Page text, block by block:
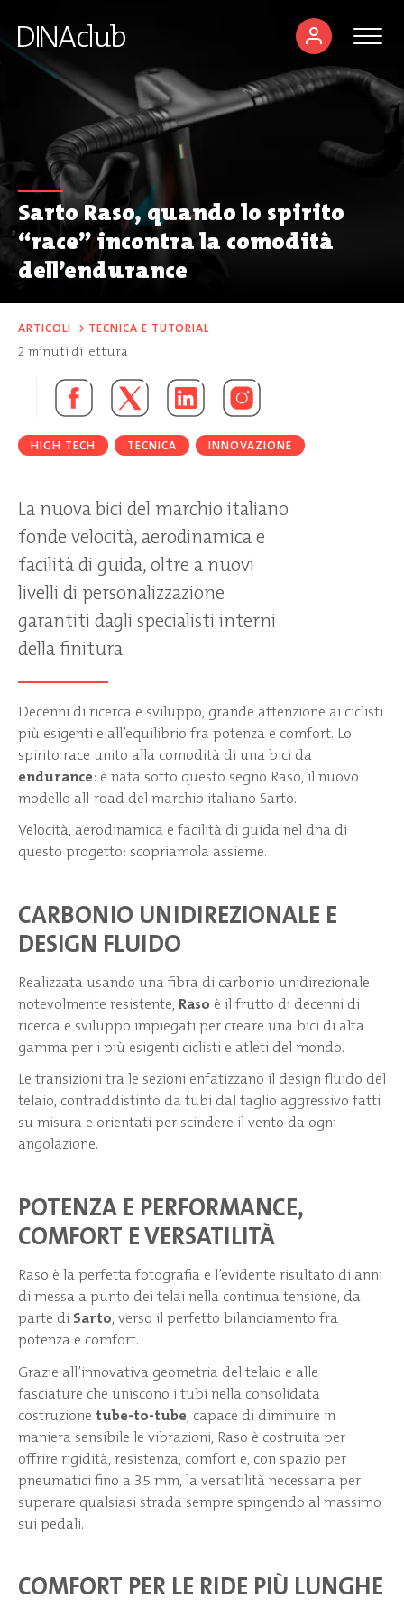
Sarto Raso, quando lo spirito
“race” incontra la comodità
dell’endurance
ARTICOLI > TECNICA E TUTORIAL
2 minuti di lettura
HIGH TECH TECNICA INNOVAZIONE
La nuova bici del marchio italiano
fonde velocità, aerodinamica e
facilità di guida, oltre a nuovi
livelli di personalizzazione
garantiti dagli specialisti interni
della finitura
Decenni di ricerca e sviluppo, grande attenzione ai ciclisti
più esigenti e all’equilibrio fra potenza e comfort. Lo
spirito race unito alla comodità di una bici da
endurance: è nata sotto questo segno Raso, il nuovo
modello all-road del marchio italiano Sarto.
Velocità, aerodinamica e facilità di guida nel dna di
questo progetto: scopriamola assieme.
CARBONIO UNIDIREZIONALE E
DESIGN FLUIDO
Realizzata usando una fibra di carbonio unidirezionale
notevolmente resistente, Raso è il frutto di decenni di
ricerca e sviluppo impiegati per creare una bici di alta
gamma per i più esigenti ciclisti e atleti del mondo.
Le transizioni tra le sezioni enfatizzano il design fluido del
telaio, contraddistinto da tubi dal taglio aggressivo fatti
su misura e orientati per scindere il vento da ogni
angolazione.
POTENZA E PERFORMANCE,
COMFORT E VERSATILITÀ
Raso è la perfetta fotografia e l’evidente risultato di anni
di messa a punto dei telai nella continua tensione, da
parte di Sarto, verso il perfetto bilanciamento fra
potenza e comfort.
Grazie all’innovativa geometria del telaio e alle
fasciature che uniscono i tubi nella consolidata
costruzione tube-to-tube, capace di diminuire in
maniera sensibile le vibrazioni, Raso è costruita per
offrire rigidità, resistenza, comfort e, con spazio per
pneumatici fino a 35 mm, la versatilità necessaria per
superare qualsiasi strada sempre spingendo al massimo
sui pedali.
COMFORT PER LE RIDE PIÙ LUNGHE